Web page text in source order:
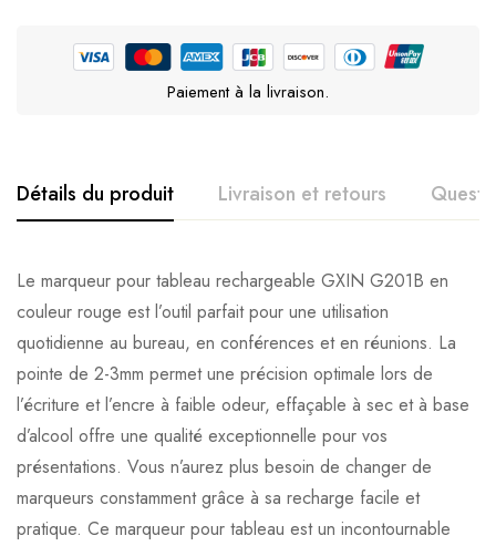
Paiement à la livraison.
Détails du produit Livraison et retours
Le marqueur pour tableau rechargeable GXIN G201B en
couleur rouge est l’outil parfait pour une utilisation
quotidienne au bureau, en conférences et en réunions. La
pointe de 2-3mm permet une précision optimale lors de
l’écriture et l’encre à faible odeur, effaçable à sec et à base
d’alcool offre une qualité exceptionnelle pour vos
présentations. Vous n’aurez plus besoin de changer de
marqueurs constamment grâce à sa recharge facile et
pratique. Ce marqueur pour tableau est un incontournable